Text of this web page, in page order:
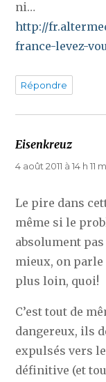
ni…
http://
france-levez-
Répondre
Eisenkreuzdit :
4 août 2011 à 14 h 11
Le pire dans
même si le
absolument
mieux, on
plus loin, quoi!
C’est tout de
dangereux, ils
expulsés vers
définitive (et